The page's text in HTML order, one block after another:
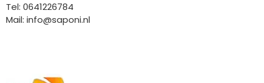
Tel: 0641226784
Mail: info@saponi.nl